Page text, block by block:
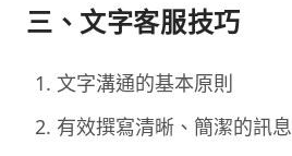
三、文字客服技巧
文字溝通的基本原則
有效撰寫清晰、簡潔的訊息